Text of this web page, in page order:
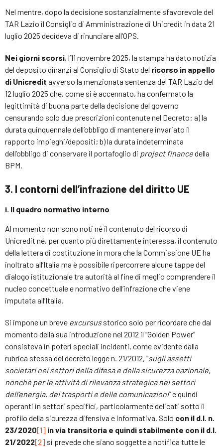
Nel mentre, dopo la decisione sostanzialmente sfavorevole del
TAR Lazio il Consiglio di Amministrazione di Unicredit in data 21
luglio 2025 decideva di rinunciare all’OPS.
Nei giorni scorsi, l’11 novembre 2025, la stampa ha dato notizia
del deposito dinanzi al Consiglio di Stato del ricorso in appello
di Unicredit avverso la menzionata sentenza del TAR Lazio del
12 luglio 2025 che, come si è accennato, ha confermato la
legittimità di buona parte della decisione del governo
censurando solo due prescrizioni contenute nel Decreto: a) la
durata quinquennale dell’obbligo di mantenere invariato il
rapporto impieghi/depositi; b) la durata indeterminata
dell’obbligo di conservare il portafoglio di project financedella
BPM.
3. I contorni dell’infrazione del diritto UE
i. Il quadro normativo interno
Al momento non sono noti né il contenuto del ricorso di
Unicredit né, per quanto più direttamente interessa, il contenuto
della lettera di costituzione in mora che la Commissione UE ha
inoltrato all’Italia ma è possibile ripercorrere alcune tappe del
dialogo istituzionale tra autorità al fine di meglio comprendere il
nucleo concettuale e normativo dell’infrazione che viene
imputata all’Italia.
Si impone un breve excursusstorico solo per ricordare che dal
momento della sua introduzione nel 2012 il “Golden Power”
consisteva in poteri speciali incidenti, come evidente dalla
rubrica stessa del decreto legge n. 21/2012, “sugli assetti
societari nei settori della difesa e della sicurezza nazionale,
nonchè per le attività di rilevanza strategica nei settori
dell’energia, dei trasporti e delle comunicazioni” e quindi
operanti in settori specifici, particolarmente delicati sotto il
profilo della sicurezza difensiva e informativa. Solo con il d.l. n.
23/2020[1] in via transitoria e quindi stabilmente con il d.l.
21/2022[2] si prevede che siano soggette a notifica tutte le